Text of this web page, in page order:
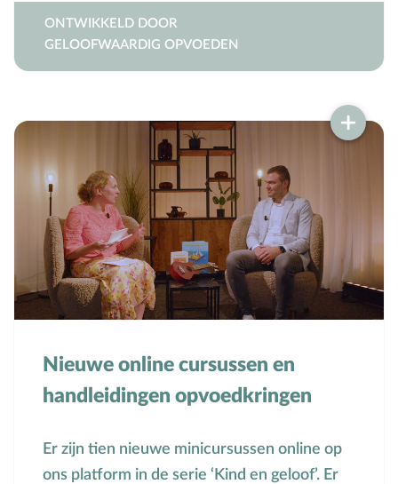
ONTWIKKELD DOOR
GELOOFWAARDIG OPVOEDEN
Nieuwe online cursussen en
handleidingen opvoedkringen
Er zijn tien nieuwe minicursussen online op
ons platform in de serie ‘Kind en geloof’. Er